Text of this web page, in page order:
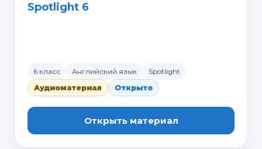
Spotlight 6
6 класс Английский язык
Spotlight
Аудиоматериал
Открыто
Открыть материал